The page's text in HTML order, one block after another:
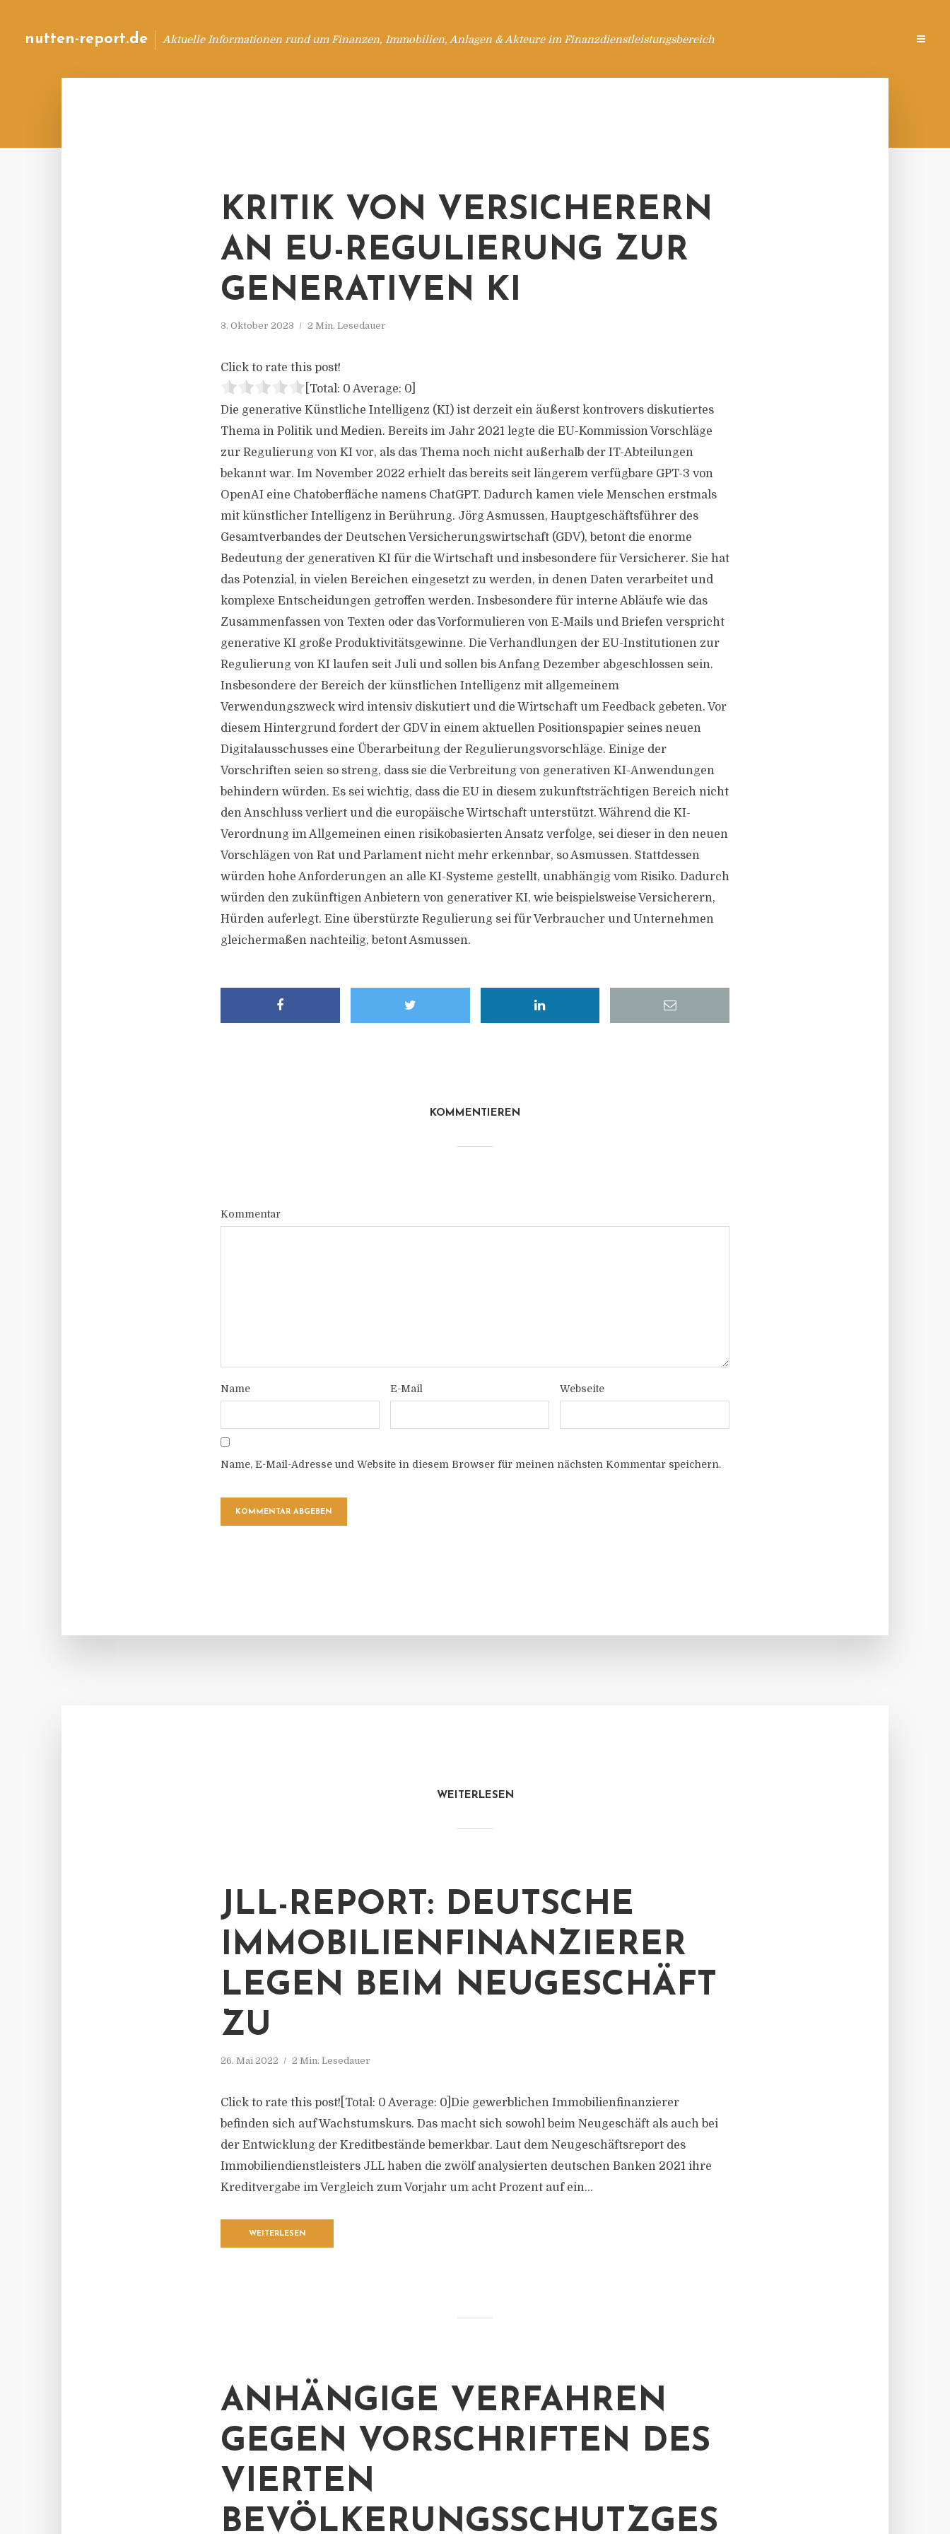
nutten-report.de Aktuelle Informationen rund um Finanzen, Immobilien, Anlagen & Akteure im Finanzdienstleistungsbereich
KRITIK VON VERSICHERERN
AN EU-REGULIERUNG ZUR
GENERATIVEN KI
3. Oktober 2023 2 Min. Lesedauer
Click to rate this post!
[Total: 0 Average: 0
Die generative Künstliche Intelligenz (KI) ist derzeit ein äußerst kontrovers diskutiertes
Thema in Politik und Medien. Bereits im Jahr 2021 legte die EU-Kommission Vorschläge
zur Regulierung von KI vor, als das Thema noch nicht außerhalb der IT-Abteilungen
bekannt war. Im November 2022 erhielt das bereits seit längerem verfügbare GPT-3 von
OpenAI eine Chatoberfläche namens ChatGPT. Dadurch kamen viele Menschen erstmals
mit künstlicher Intelligenz in Berührung. Jörg Asmussen, Hauptgeschäftsführer des
Gesamtverbandes der Deutschen Versicherungswirtschaft (GDV), betont die enorme
Bedeutung der generativen KI für die Wirtschaft und insbesondere für Versicherer. Sie hat
das Potenzial, in vielen Bereichen eingesetzt zu werden, in denen Daten verarbeitet und
komplexe Entscheidungen getroffen werden. Insbesondere für interne Abläufe wie das
Zusammenfassen von Texten oder das Vorformulieren von E-Mails und Briefen verspricht
generative KI große Produktivitätsgewinne. Die Verhandlungen der EU-Institutionen zur
Regulierung von KI laufen seit Juli und sollen bis Anfang Dezember abgeschlossen sein.
Insbesondere der Bereich der künstlichen Intelligenz mit allgemeinem
Verwendungszweck wird intensiv diskutiert und die Wirtschaft um Feedback gebeten. Vor
diesem Hintergrund fordert der GDV in einem aktuellen Positionspapier seines neuen
Digitalausschusses eine Überarbeitung der Regulierungsvorschläge. Einige der
Vorschriften seien so streng, dass sie die Verbreitung von generativen KI-Anwendungen
behindern würden. Es sei wichtig, dass die EU in diesem zukunftsträchtigen Bereich nicht
den Anschluss verliert und die europäische Wirtschaft unterstützt. Während die KI-
Verordnung im Allgemeinen einen risikobasierten Ansatz verfolge, sei dieser in den neuen
Vorschlägen von Rat und Parlament nicht mehr erkennbar, so Asmussen. Stattdessen
würden hohe Anforderungen an alle KI-Systeme gestellt, unabhängig vom Risiko. Dadurch
würden den zukünftigen Anbietern von generativer KI, wie beispielsweise Versicherern,
Hürden auferlegt. Eine überstürzte Regulierung sei für Verbraucher und Unternehmen
gleichermaßen nachteilig, betont Asmussen.
KOMMENTIEREN
Kommentar
Name E-Mail Webseite
Name, E-Mail-Adresse und Website in diesem Browser für meinen nächsten Kommentar speichern.
WEITERLESEN
JLL-REPORT: DEUTSCHE
IMMOBILIENFINANZIERER
LEGEN BEIM NEUGESCHÄFT
ZU
26. Mai 2022 2 Min. Lesedauer
Click to rate this post![Total: 0 Average: 0]Die gewerblichen Immobilienfinanzierer
befinden sich auf Wachstumskurs. Das macht sich sowohl beim Neugeschäft als auch bei
der Entwicklung der Kreditbestände bemerkbar. Laut dem Neugeschäftsreport des
Immobiliendienstleisters JLL haben die zwölf analysierten deutschen Banken 2021 ihre
Kreditvergabe im Vergleich zum Vorjahr um acht Prozent auf ein...
WEITERLESEN
ANHÄNGIGE VERFAHREN
GEGEN VORSCHRIFTEN DES
VIERTEN
BEVÖLKERUNGSSCHUTZGES